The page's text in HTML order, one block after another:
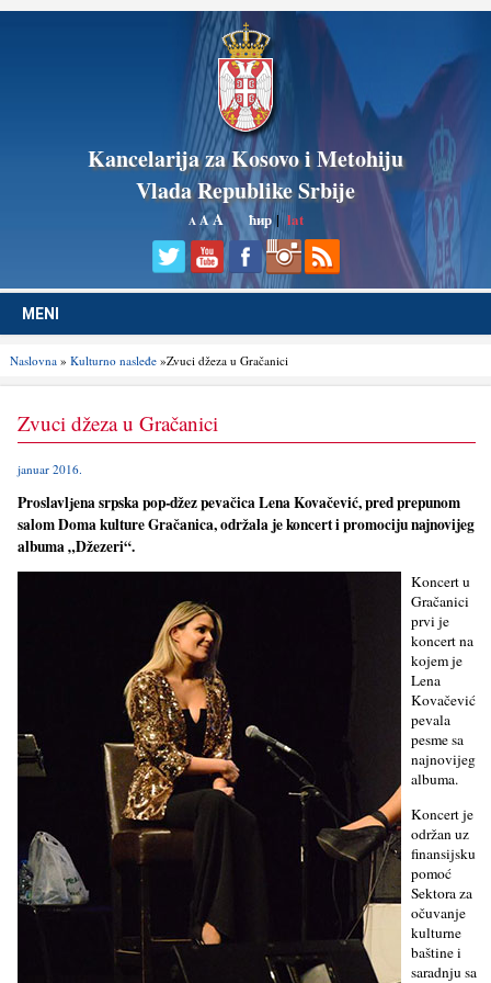
Kancelarija za Kosovo i Metohiju
Vlada Republike Srbije
A AA ћир|lat
MENI
Naslovna» Kulturno nasleđe»Zvuci džeza u Gračanici
Zvuci džeza u Gračanici
januar 2016.
Proslavlјena srpska pop-džez pevačica Lena Kovačević, pred prepunom
salom Doma kulture Gračanica, održala je koncert i promociju najnovijeg
albuma „Džezeri“.
Koncert u
Gračanici
prvi je
koncert na
kojem je
Lena
Kovačević
pevala
pesme sa
najnovijeg
albuma.
Koncert je
održan uz
finansijsku
pomoć
Sektora za
očuvanje
kulturne
baštine i
saradnju sa